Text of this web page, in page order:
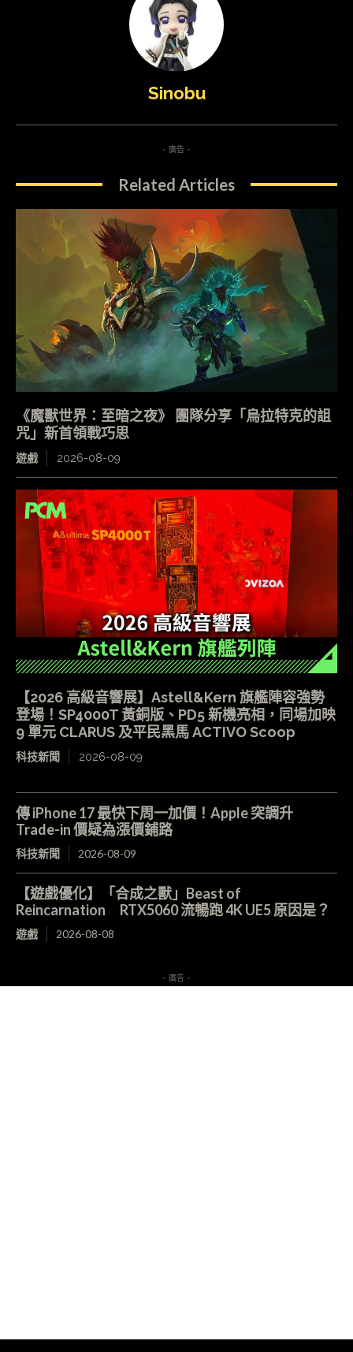
Sinobu
- 廣告 -
Related Articles
《魔獸世界：至暗之夜》 團隊分享「烏拉特克的詛
咒」新首領戰巧思
遊戲 2026-08-09
【2026 高級音響展】Astell&Kern 旗艦陣容強勢
登場！SP4000T 黃銅版、PD5 新機亮相，同場加映
9 單元 CLARUS 及平民黑馬 ACTIVO Scoop
科技新聞 2026-08-09
傳 iPhone 17 最快下周一加價！Apple 突調升
Trade-in 價疑為漲價鋪路
科技新聞 2026-08-09
【遊戲優化】「合成之獸」Beast of
Reincarnation RTX5060 流暢跑 4K UE5 原因是？
遊戲 2026-08-08
- 廣告 -